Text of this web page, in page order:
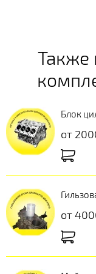
Также
Блок
от
от